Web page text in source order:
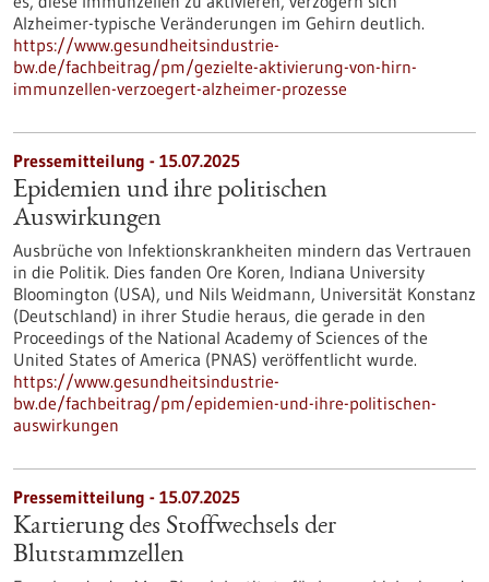
Alzheimer-typische Veränderungen im Gehirn deutlich.
https://www.gesundheitsindustrie-
bw.de/fachbeitrag/pm/gezielte-aktivierung-von-hirn-
immunzellen-verzoegert-alzheimer-prozesse
Pressemitteilung - 15.07.2025
Epidemien und ihre politischen
Auswirkungen
Ausbrüche von Infektionskrankheiten mindern das Vertrauen
in die Politik. Dies fanden Ore Koren, Indiana University
Bloomington (USA), und Nils Weidmann, Universität Konstanz
(Deutschland) in ihrer Studie heraus, die gerade in den
Proceedings of the National Academy of Sciences of the
United States of America (PNAS) veröffentlicht wurde.
https://www.gesundheitsindustrie-
bw.de/fachbeitrag/pm/epidemien-und-ihre-politischen-
auswirkungen
Pressemitteilung - 15.07.2025
Kartierung des Stoffwechsels der
Blutstammzellen